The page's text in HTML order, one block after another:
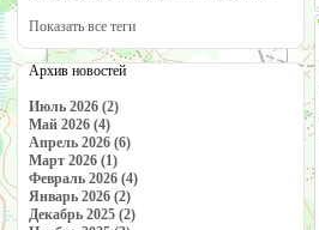
Показать все теги
Архив новостей
Июль 2026 (2)
Май 2026 (4)
Апрель 2026 (6)
Март 2026 (1)
Февраль 2026 (4)
Январь 2026 (2)
Декабрь 2025 (2)